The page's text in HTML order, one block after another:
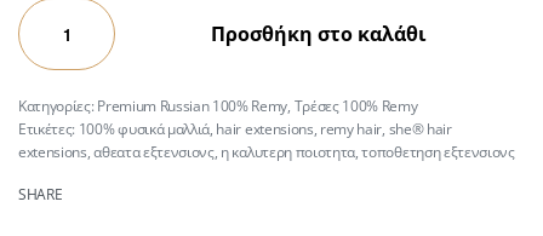
Προσθήκη στο καλάθι
Κατηγορίες: Premium Russian 100% Remy, Τρέσες 100% Remy
Ετικέτες: 100% φυσικά μαλλιά, hair extensions, remy hair, she® hair
extensions,αθεατα εξτενσιονς, η καλυτερη ποιοτητα,τοποθετηση εξτενσιονς
SHARE